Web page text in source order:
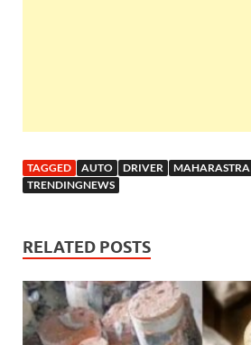
TAGGED AUTO DRIVER MAHARASTRA
TRENDINGNEWS
RELATED POSTS